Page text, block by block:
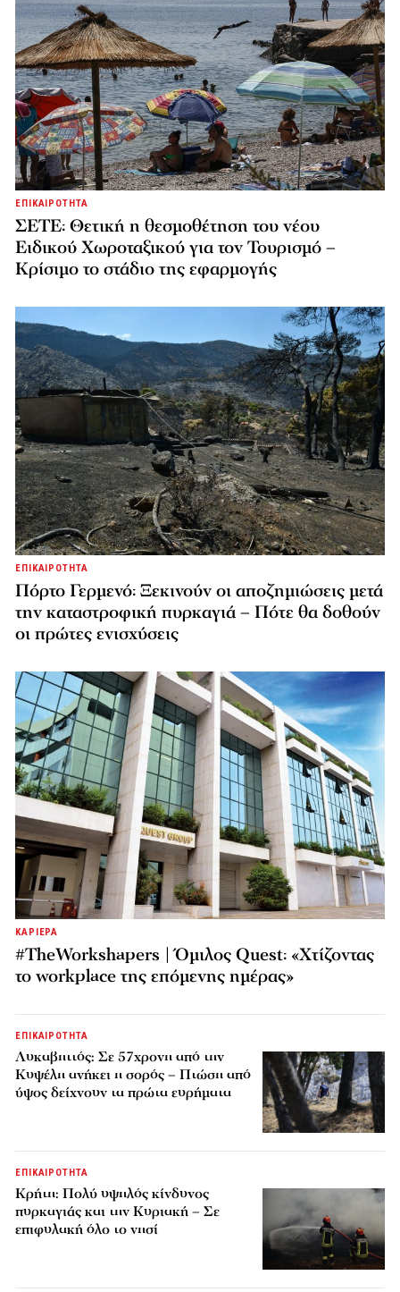
ΕΠΙΚΑΙΡΟΤΗΤΑ
ΣΕΤΕ: Θετική η θεσμοθέτηση του νέου
Ειδικού Χωροταξικού για τον Τουρισμό –
Κρίσιμο το στάδιο της εφαρμογής
ΕΠΙΚΑΙΡΟΤΗΤΑ
Πόρτο Γερμενό: Ξεκινούν οι αποζημιώσεις μετά
την καταστροφική πυρκαγιά – Πότε θα δοθούν
οι πρώτες ενισχύσεις
ΚΑΡΙΕΡΑ
#TheWorkshapers | Όμιλος Quest: «Χτίζοντας
το workplace της επόμενης ημέρας»
ΕΠΙΚΑΙΡΟΤΗΤΑ
Λυκαβηττός: Σε 57χρονη από την
Κυψέλη ανήκει η σορός – Πτώση από
ύψος δείχνουν τα πρώτα ευρήματα
ΕΠΙΚΑΙΡΟΤΗΤΑ
Κρήτη: Πολύ υψηλός κίνδυνος
πυρκαγιάς και την Κυριακή – Σε
επιφυλακή όλο το νησί